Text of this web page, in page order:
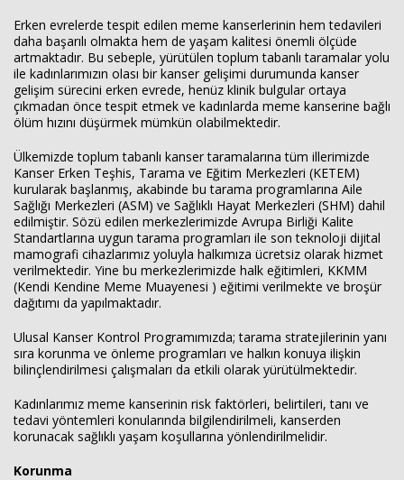
Erken evrelerde tespit edilen meme kanserlerinin hem tedavileri
daha başarılı olmakta hem de yaşam kalitesi önemli ölçüde
artmaktadır. Bu sebeple, yürütülen toplum tabanlı taramalar yolu
ile kadınlarımızın olası bir kanser gelişimi durumunda kanser
gelişim sürecini erken evrede, henüz klinik bulgular ortaya
çıkmadan önce tespit etmek ve kadınlarda meme kanserine bağlı
ölüm hızını düşürmek mümkün olabilmektedir.
Ülkemizde toplum tabanlı kanser taramalarına tüm illerimizde
Kanser Erken Teşhis, Tarama ve Eğitim Merkezleri (KETEM)
kurularak başlanmış, akabinde bu tarama programlarına Aile
Sağlığı Merkezleri (ASM) ve Sağlıklı Hayat Merkezleri (SHM) dahil
edilmiştir. Sözü edilen merkezlerimizde Avrupa Birliği Kalite
Standartlarına uygun tarama programları ile son teknoloji dijital
mamografi cihazlarımız yoluyla halkımıza ücretsiz olarak hizmet
verilmektedir. Yine bu merkezlerimizde halk eğitimleri, KKMM
(Kendi Kendine Meme Muayenesi ) eğitimi verilmekte ve broşür
dağıtımı da yapılmaktadır.
Ulusal Kanser Kontrol Programımızda; tarama stratejilerinin yanı
sıra korunma ve önleme programları ve halkın konuya ilişkin
bilinçlendirilmesi çalışmaları da etkili olarak yürütülmektedir.
Kadınlarımız meme kanserinin risk faktörleri, belirtileri, tanı ve
tedavi yöntemleri konularında bilgilendirilmeli, kanserden
korunacak sağlıklı yaşam koşullarına yönlendirilmelidir.
Korunma
Haberin Doğru Adresi.